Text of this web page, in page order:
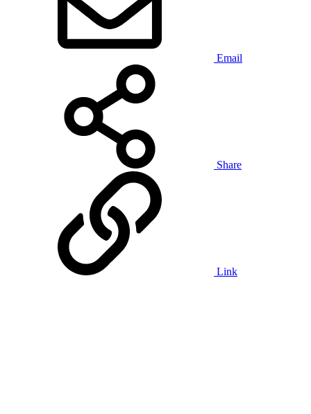
Email
Share
Link